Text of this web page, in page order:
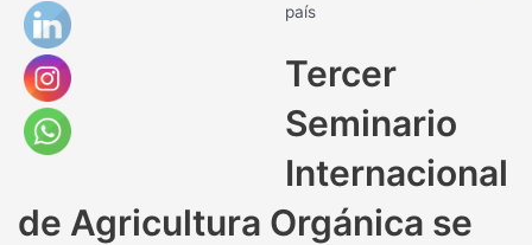
país
Tercer
Seminario
Internacional
de Agricultura Orgánica se